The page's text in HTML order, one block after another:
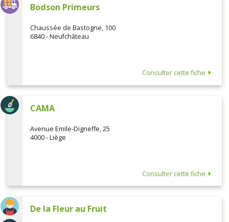
Bodson Primeurs
Chaussée de Bastogne, 100
6840 - Neufchâteau
Consulter cette fiche
CAMA
Avenue Emile-Digneffe, 25
4000 - Liège
Consulter cette fiche
De la Fleur au Fruit